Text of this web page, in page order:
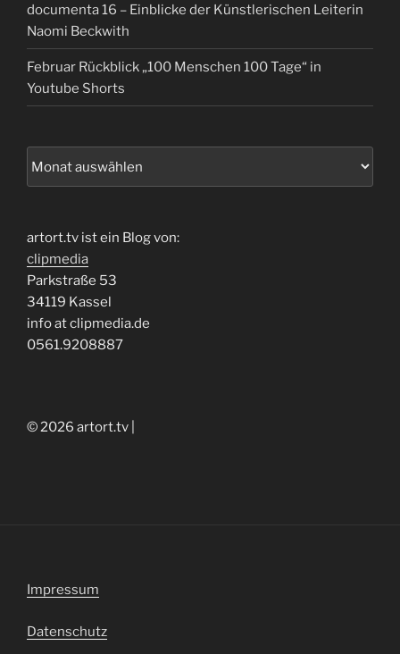
documenta 16 – Einblicke der Künstlerischen Leiterin
Naomi Beckwith
Februar Rückblick „100 Menschen 100 Tage“ in
Youtube Shorts
artort.tv ist ein Blog von:
clipmedia
Parkstraße 53
34119 Kassel
info at clipmedia.de
0561.9208887
© 2026 artort.tv |
Impressum
Datenschutz